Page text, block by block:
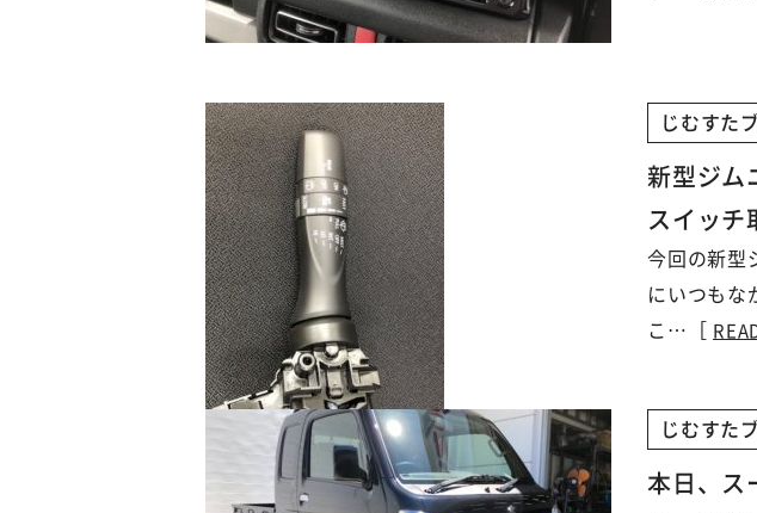
じむすた
新型ジム
スイッチ
今回の新型
にいつもな
こ…［
じむすた
本日、ス